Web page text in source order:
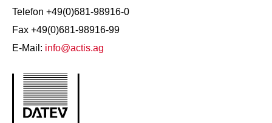
Telefon +49(0)681-98916-0
Fax +49(0)681-98916-99
E-Mail: info@actis.ag